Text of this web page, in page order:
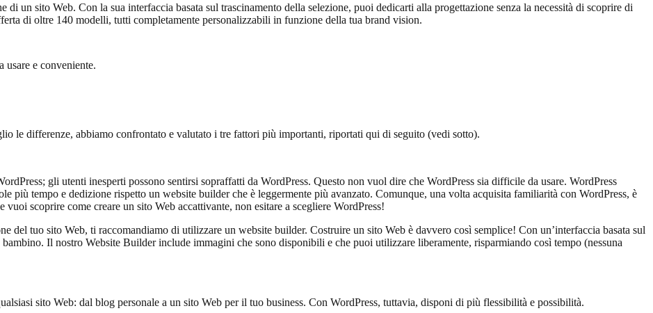
un sito Web. Con la sua interfaccia basata sul trascinamento della selezione, puoi dedicarti alla progettazione senza la necessità di scoprire di
di oltre 140 modelli, tutti completamente personalizzabili in funzione della tua brand vision.
usare e conveniente.
le differenze, abbiamo confrontato e valutato i tre fattori più importanti, riportati qui di seguito (vedi sotto).
gli utenti inesperti possono sentirsi sopraffatti da WordPress. Questo non vuol dire che WordPress sia difficile da usare. WordPress
più tempo e dedizione rispetto un website builder che è leggermente più avanzato. Comunque, una volta acquisita familiarità con WordPress, è
scoprire come creare un sito Web accattivante, non esitare a scegliere WordPress!
del tuo sito Web, ti raccomandiamo di utilizzare un website builder. Costruire un sito Web è davvero così semplice! Con un’interfaccia basata sul
Il nostro Website Builder include immagini che sono disponibili e che puoi utilizzare liberamente, risparmiando così tempo (nessuna
sito Web: dal blog personale a un sito Web per il tuo business. Con WordPress, tuttavia, disponi di più flessibilità e possibilità.